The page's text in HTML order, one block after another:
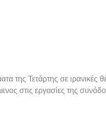
της Τετάρτης σε ιρανικές
στις εργασίες της